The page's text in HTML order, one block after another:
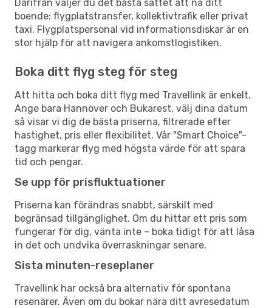
Därifrån väljer du det bästa sättet att nå ditt
boende: flygplatstransfer, kollektivtrafik eller privat
taxi. Flygplatspersonal vid informationsdiskar är en
stor hjälp för att navigera ankomstlogistiken.
Boka ditt flyg steg för steg
Att hitta och boka ditt flyg med Travellink är enkelt.
Ange bara Hannover och Bukarest, välj dina datum
så visar vi dig de bästa priserna, filtrerade efter
hastighet, pris eller flexibilitet. Vår "Smart Choice"-
tagg markerar flyg med högsta värde för att spara
tid och pengar.
Se upp för prisfluktuationer
Priserna kan förändras snabbt, särskilt med
begränsad tillgänglighet. Om du hittar ett pris som
fungerar för dig, vänta inte – boka tidigt för att låsa
in det och undvika överraskningar senare.
Sista minuten-reseplaner
Travellink har också bra alternativ för spontana
resenärer. Även om du bokar nära ditt avresedatum